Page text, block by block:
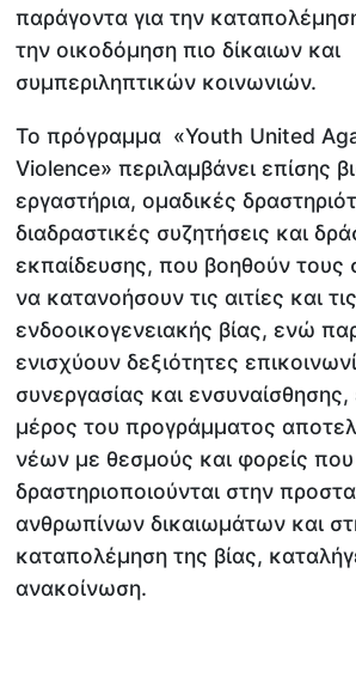
παράγοντα για την
την οικοδόμηση πιο δίκαιων και
συμπεριληπτικών κοινωνιών.
Το πρόγραμμα «Youth United
Violence» περιλαμβάνει επίσης
εργαστήρια, ομαδικές
διαδραστικές συζητήσεις και
εκπαίδευσης, που βοηθούν τους
να κατανοήσουν τις αιτίες και
ενδοοικογενειακής βίας, ενώ
ενισχύουν δεξιότητες
συνεργασίας και
μέρος του προγράμματος
νέων με θεσμούς και φορείς που
δραστηριοποιούνται στην
ανθρωπίνων δικαιωμάτων και
καταπολέμηση της βίας,
ανακοίνωση.